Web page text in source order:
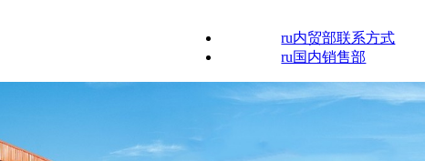
ru内贸部联系方式
ru国内销售部